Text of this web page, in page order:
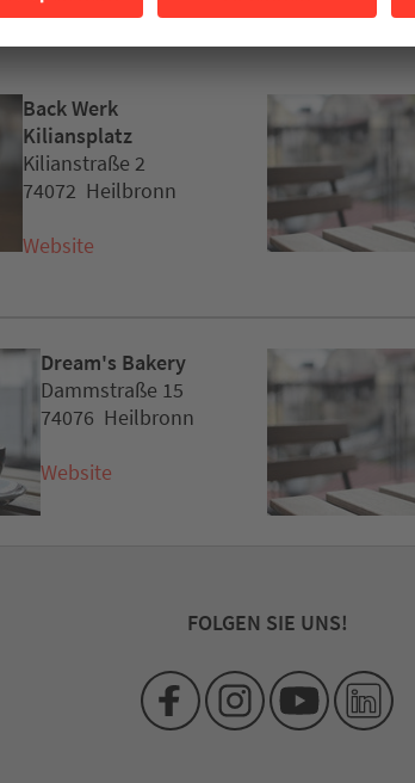
Back Werk
Kiliansplatz
Kilianstraße 2
74072 Heilbronn
Website
Dream's Bakery
Dammstraße 15
74076 Heilbronn
Website
FOLGEN SIE UNS!